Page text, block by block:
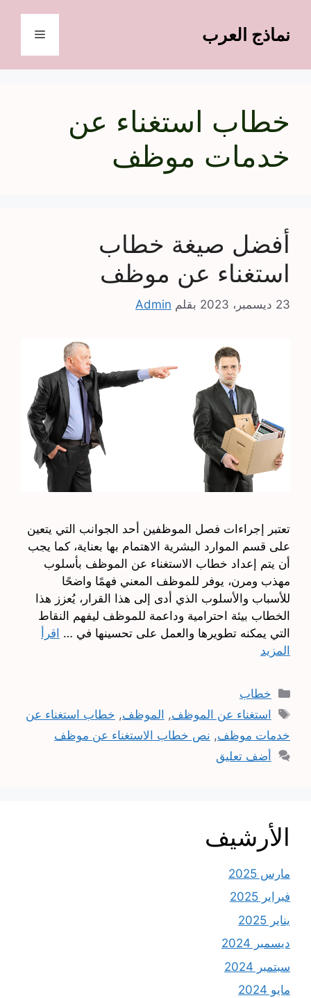
المحتوىنماذج العرب القائمة
خطاب استغناء عن
خدمات موظف
أفضل صيغة خطاب
استغناء عن موظف
23 ديسمبر، 2023 بقلم Admin
تعتبر إجراءات فصل الموظفين أحد الجوانب التي يتعين
على قسم الموارد البشرية الاهتمام بها بعناية، كما يجب
أن يتم إعداد خطاب الاستغناء عن الموظف بأسلوب
مهذب ومرن، يوفر للموظف المعني فهمًا واضحًا
للأسباب والأسلوب الذي أدى إلى هذا القرار، يُعزز هذا
الخطاب بيئة احترامية وداعمة للموظف ليفهم النقاط
التي يمكنه تطويرها والعمل على تحسينها في … اقرأ
المزيد
التصنيفات
خطاب
الوسوم
استغناء عن الموظف, الموظف, خطاب استغناء عن
خدمات موظف, نص خطاب الاستغناء عن موظف
أضف تعليق
الأرشيف
مارس 2025
فبراير 2025
يناير 2025
ديسمبر 2024
سبتمبر 2024
مايو 2024